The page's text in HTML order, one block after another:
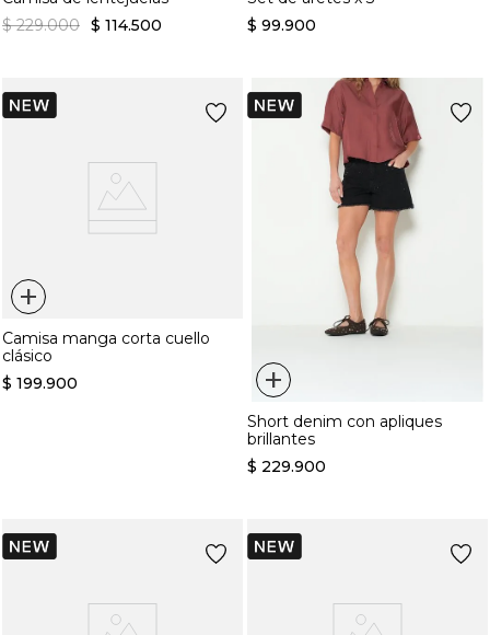
$ 229.000 $ 114.500
$ 99.900
+
Camisa manga corta cuello
clásico
$ 199.900 +
Short denim con apliques
brillantes
$ 229.900